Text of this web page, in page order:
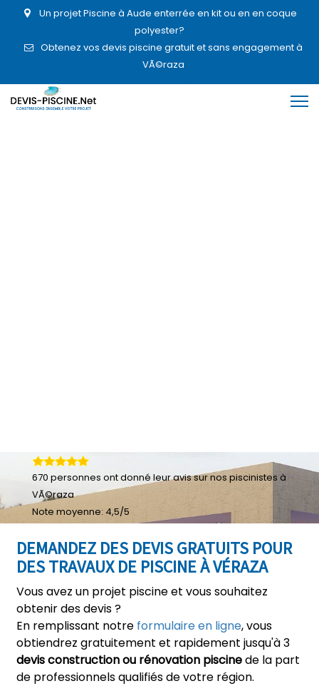
Un projet Piscine à Aude enterrée en kit ou en en coque
polyester?
Obtenez vos devis piscine gratuit et sans engagement à
VÃ©raza
DEMANDEZ DES DEVIS GRATUITS POUR
DES TRAVAUX DE PISCINE À VÉRAZA
Vous avez un projet piscine et vous souhaitez
obtenir des devis ?
En remplissant notre formulaire en ligne, vous
obtiendrez gratuitement et rapidement jusqu'à 3
devis construction ou rénovation piscinede la part
de professionnels qualifiés de votre région.
670 personnes ont donné leuravis sur nos piscinistes à
VÃ©raza
Note moyenne: 4,5/5